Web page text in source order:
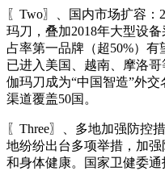
〖Two〗、国内市场扩容
玛刀，叠加2018年大型设
占率第一品牌（超50%）
已进入美国、越南、摩洛
伽玛刀成为“中国智造”外
渠道覆盖50国。
〖Three〗、多地加强防控
地纷纷出台多项举措，加
和身体健康。国家卫健委